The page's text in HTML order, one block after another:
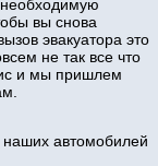
вы снова
эвакуатора это
не так все что
и мы пришлем
автомобилей